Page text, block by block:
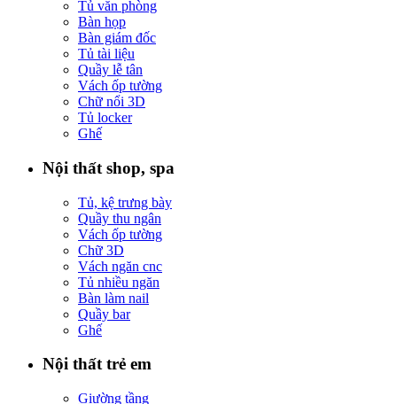
Tủ văn phòng
Bàn họp
Bàn giám đốc
Tủ tài liệu
Quầy lễ tân
Vách ốp tường
Chữ nổi 3D
Tủ locker
Ghế
Nội thất shop, spa
Tủ, kệ trưng bày
Quầy thu ngân
Vách ốp tường
Chữ 3D
Vách ngăn cnc
Tủ nhiều ngăn
Bàn làm nail
Quầy bar
Ghế
Nội thất trẻ em
Giường tầng